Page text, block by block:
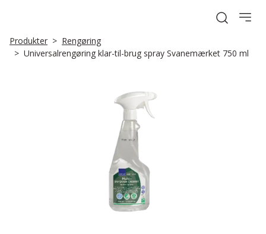
Produkter
Rengøring
Universalrengøring klar-til-brug spray Svanemærket 750 ml